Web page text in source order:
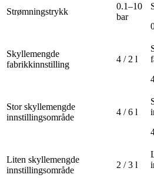
Strømningstrykk
0.1–10
bar
Skyllemengde
fabrikkinnstilling
4 / 2 l
Stor skyllemengde
innstillingsområde
4 / 6 l
Liten skyllemengde
innstillingsområde
2 / 3 l